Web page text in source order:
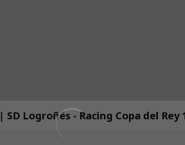
Logroñés - Racing Copa del Rey